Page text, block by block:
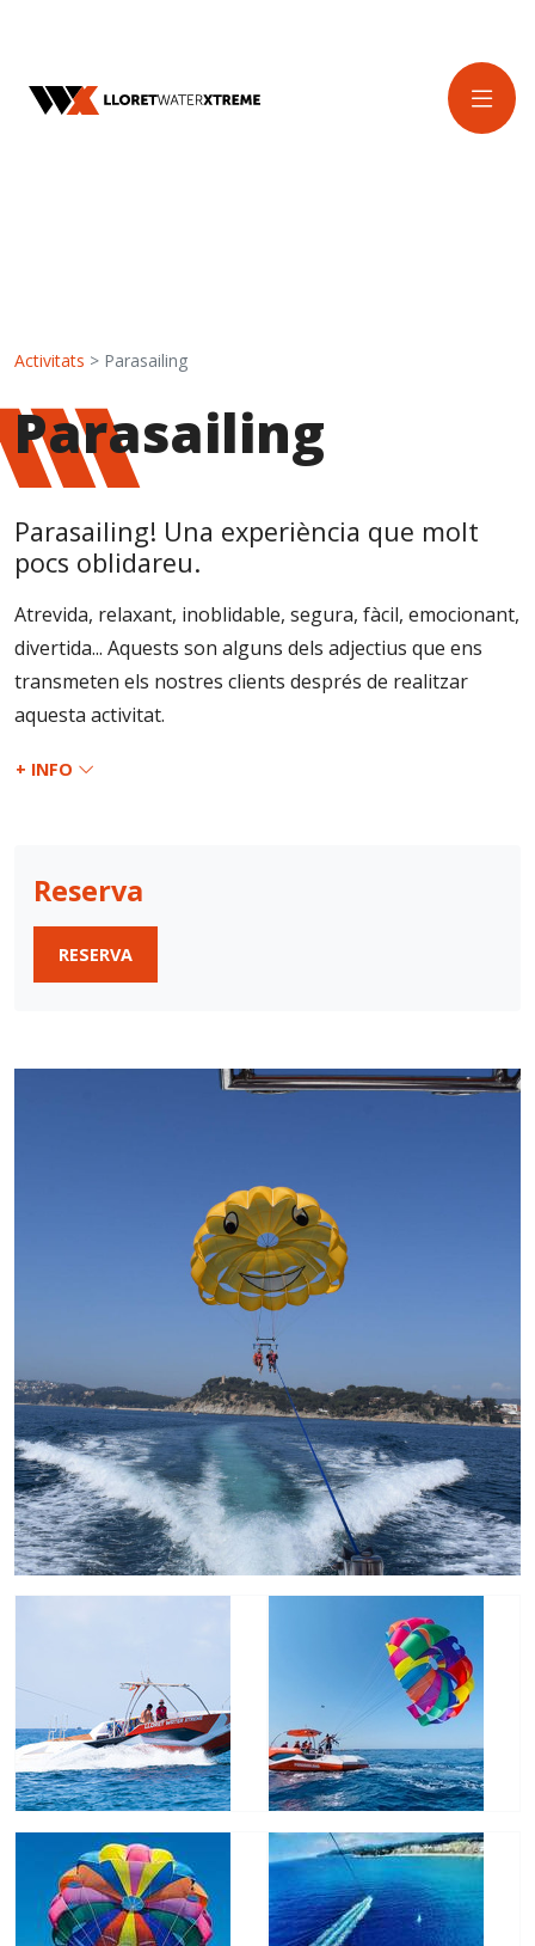
Activitats > Parasailing
Parasailing
Parasailing! Una experiència que molt
pocs oblidareu.
Atrevida, relaxant, inoblidable, segura, fàcil, emocionant,
divertida... Aquests son alguns dels adjectius que ens
transmeten els nostres clients després de realitzar
aquesta activitat.
+ INFO
Reserva
RESERVA